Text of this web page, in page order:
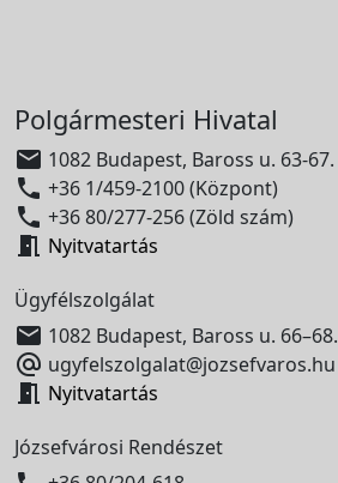
Polgármesteri Hivatal
 1082 Budapest, Baross u. 63-67.
 +36 1/459-2100 (Központ)
 +36 80/277-256 (Zöld szám)
 Nyitvatartás
Ügyfélszolgálat
 1082 Budapest, Baross u. 66–68.
 ugyfelszolgalat@jozsefvaros.hu
 Nyitvatartás
Józsefvárosi Rendészet